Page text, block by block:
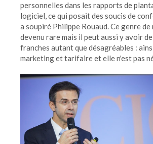
personnelles dans les rapports de
logiciel, ce qui posait des soucis de
a soupiré Philippe Rouaud. Ce genre
devenu rare mais il peut aussi y avoir
franches autant que désagréables :
marketing et tarifaire et elle n'est pas